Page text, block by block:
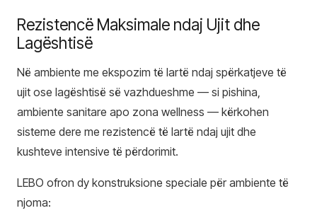
Rezistencë Maksimale ndaj Ujit dhe
Lagështisë
Në ambiente me ekspozim të lartë ndaj spërkatjeve të
ujit ose lagështisë së vazhdueshme — si pishina,
ambiente sanitare apo zona wellness — kërkohen
sisteme dere me rezistencë të lartë ndaj ujit dhe
kushteve intensive të përdorimit.
LEBO ofron dy konstruksione speciale për ambiente të
njoma: